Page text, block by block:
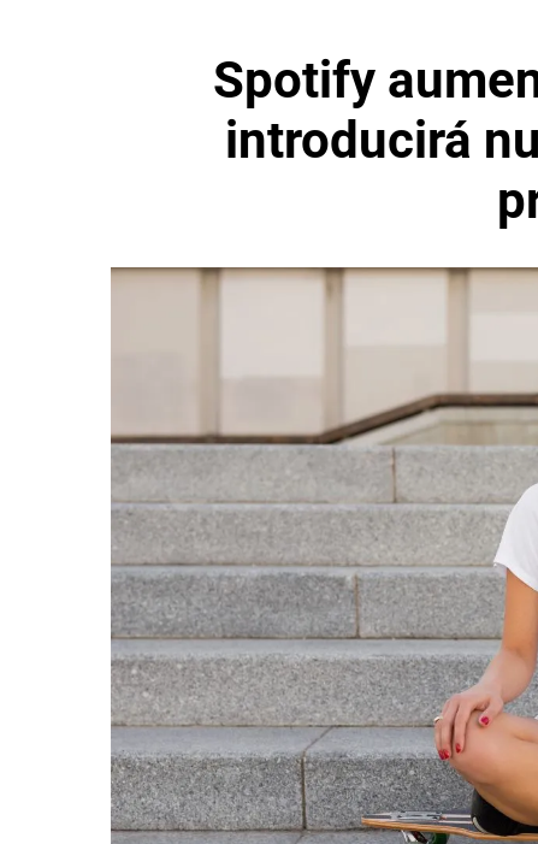
Spotify
introducirá